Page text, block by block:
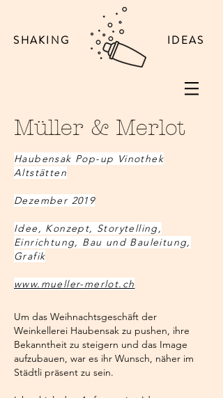
SHAKING IDEAS
Müller & Merlot
Haubensak Pop-up Vinothek
Altstätten
Dezember 2019
Idee, Konzept, Storytelling,
Einrichtung, Bau und Bauleitung,
Grafik
www.mueller-merlot.ch
Um das Weihnachtsgeschäft der
Weinkellerei Haubensak zu pushen, ihre
Bekanntheit zu steigern und das Image
aufzubauen, war es ihr Wunsch, näher im
Städtli präsent zu sein.